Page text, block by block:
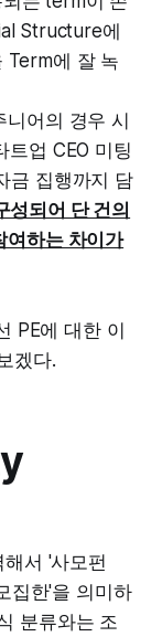
Structure에
Term에 잘 녹
니어의 경우 시
트업 CEO 미팅
금 집행까지 담
성되어 단 건의
여하는 차이가
PE에 대한 이
겠다.
서 '사모펀
집한'을 의미하
분류와는 조